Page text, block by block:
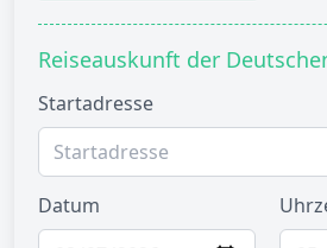
Reiseauskunft der
Startadresse
Datum